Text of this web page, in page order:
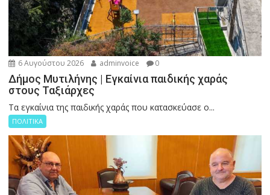
6 Αυγούστου 2026 adminvoice 0
Δήμος Μυτιλήνης | Εγκαίνια παιδικής χαράς
στους Ταξιάρχες
Tα εγκαίνια της παιδικής χαράς που κατασκεύασε ο...
ΠΟΛΙΤΙΚΑ